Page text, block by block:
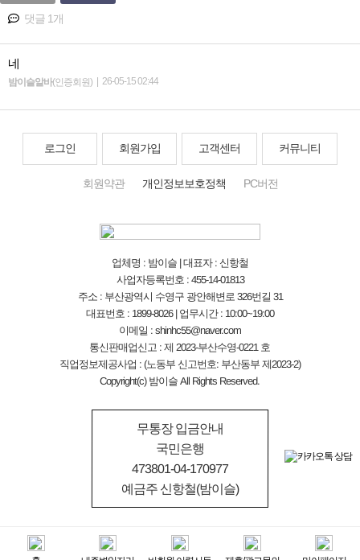
댓글 1개
네
밤이슬알바(인증회원) 26-05-15 02:44
로그인 회원가입 고객센터 커뮤니티
회원약관 개인정보보호정책 PC버전
업체명 : 밤이슬 | 대표자 : 신항철
사업자등록번호 : 455-14-01813
주소 : 부산광역시 수영구 광안해변로 326번길 31
대표번호 : 1899-8026 | 업무시간 : 10:00~19:00
이메일 : shinhc55@naver.com
통신판매업신고 : 제 2023-부산수영-0221 호
직업정보제공사업 : (노동부 신고번호: 부산동부 제2023-2)
Copyright(c) 밤이슬 All Rights Reserved.
무통장 입금안내
국민은행
473801-04-170977
예금주 신항철(밤이슬)